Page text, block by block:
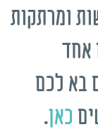
ומרתקות
אחד
בא לכם
כאן.